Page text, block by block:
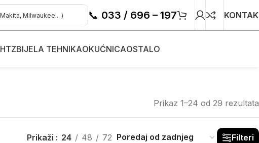
📞 033 / 696 – 197
HTZBIJELA TEHNIKAOKUĆNICAOSTALO
Prikaz 1–24 od 29 rezultata
Prikaži 24 48 72 Filteri